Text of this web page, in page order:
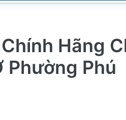
Hãng
Phường Phú